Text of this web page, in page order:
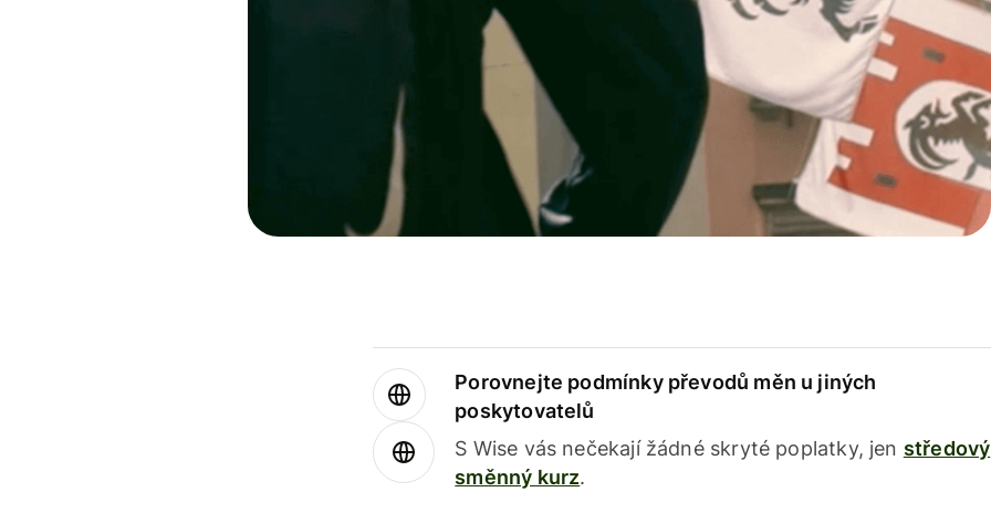
Porovnejte podmínky převodů měn u jiných
poskytovatelů
S Wise vás nečekají žádné skryté poplatky, jen středový
směnný kurz.